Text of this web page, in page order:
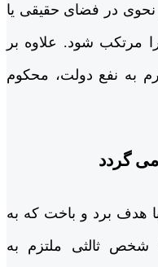
در فضای حقیقی یا
مرتکب شود. علاوه بر
به نفع دولت، محکوم
گردد
هدف برد و باخت که به
شخص ثالثی ملتزم به